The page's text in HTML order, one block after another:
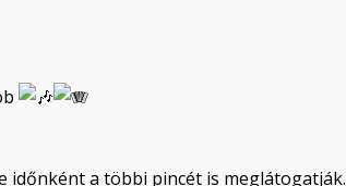
időnként a többi pincét is meglátogatják.